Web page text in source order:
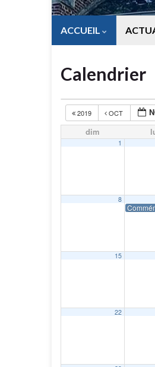
ACCUEIL
Calendrier
2019 OCT
dim
1
8
15
22